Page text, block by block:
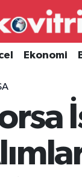
Ekonomi
ve Fikstür